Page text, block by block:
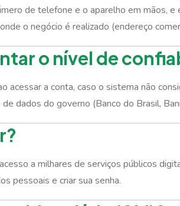
de telefone e o aparelho em mãos,
o negócio é realizado (endereço
o nível de
acessar a conta, caso o sistema não
dados do governo (Banco do Brasil,
a milhares de serviços públicos
pessoais e criar sua senha.